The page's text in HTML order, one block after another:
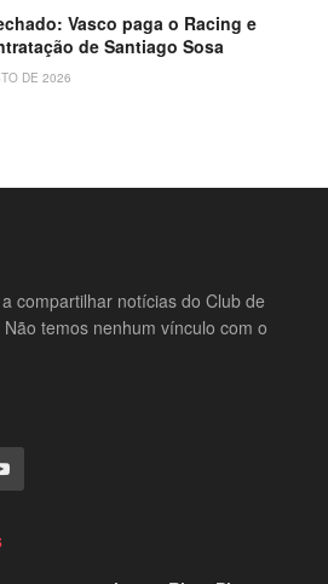
Vasco paga o Racing e
de Santiago Sosa
DE 2026
compartilhar notícias do Club de
temos nenhum vínculo com o